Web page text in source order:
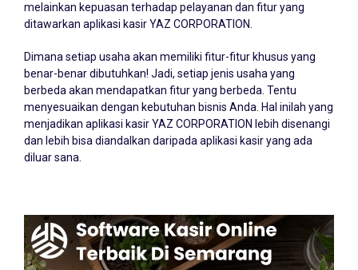
melainkan kepuasan terhadap pelayanan dan fitur yang
ditawarkan aplikasi kasir YAZ CORPORATION.
Dimana setiap usaha akan memiliki fitur-fitur khusus yang
benar-benar dibutuhkan! Jadi, setiap jenis usaha yang
berbeda akan mendapatkan fitur yang berbeda. Tentu
menyesuaikan dengan kebutuhan bisnis Anda. Hal inilah yang
menjadikan aplikasi kasir YAZ CORPORATION lebih disenangi
dan lebih bisa diandalkan daripada aplikasi kasir yang ada
diluar sana.